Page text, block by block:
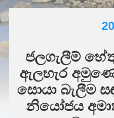
ජලගැලීම්
ඇලහැර
සොයා බැලීම
නියෝජය